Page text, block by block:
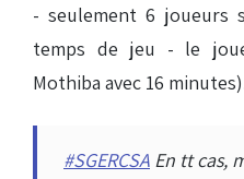
- seulement 6 joueurs
temps de jeu - le
Mothiba avec 16
#SGERCSA En tt cas,